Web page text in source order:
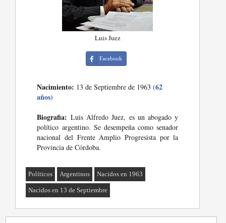
Luis Juez
Facebook
Nacimiento: 13 de Septiembre de 1963(62
años)
Biografia: Luis Alfredo Juez, es un abogado y
político argentino. Se desempeña como senador
nacional del Frente Amplio Progresista por la
Provincia de Córdoba.
Políticos Argentinos Nacidos en 1963
Nacidos en 13 de Septiembre